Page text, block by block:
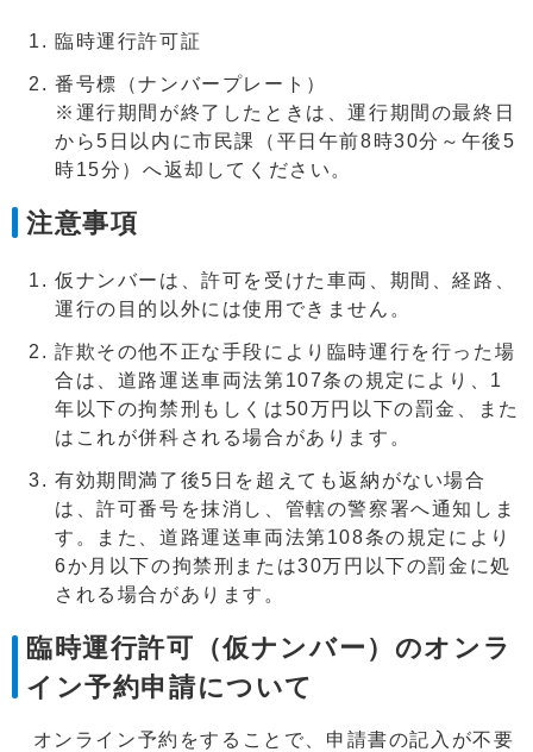
臨時運行許可証
番号標（ナンバープレート）
※運行期間が終了したときは、運行期間の最終日
から5日以内に市民課（平日午前8時30分～午後5
時15分）へ返却してください。
注意事項
仮ナンバーは、許可を受けた車両、期間、経路、
運行の目的以外には使用できません。
詐欺その他不正な手段により臨時運行を行った場
合は、道路運送車両法第107条の規定により、1
年以下の拘禁刑もしくは50万円以下の罰金、また
はこれが併科される場合があります。
有効期間満了後5日を超えても返納がない場合
は、許可番号を抹消し、管轄の警察署へ通知しま
す。また、道路運送車両法第108条の規定により
6か月以下の拘禁刑または30万円以下の罰金に処
される場合があります。
臨時運行許可（仮ナンバー）のオンラ
イン予約申請について
オンライン予約をすることで、申請書の記入が不要